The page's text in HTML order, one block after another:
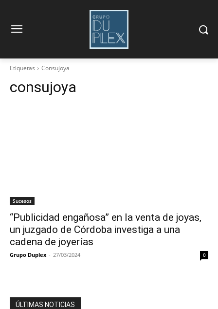
Etiquetas Consujoya
consujoya
Sucesos
“Publicidad engañosa” en la venta de joyas,
un juzgado de Córdoba investiga a una
cadena de joyerías
Grupo Duplex - 27/03/2024 0
ÚLTIMAS NOTICIAS